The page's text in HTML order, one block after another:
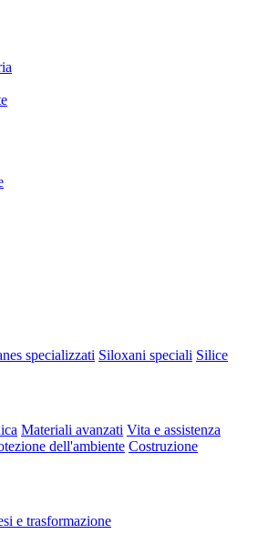
specializzati Siloxani speciali Silice
Materiali avanzati Vita e assistenza
dell'ambiente Costruzione
e trasformazione